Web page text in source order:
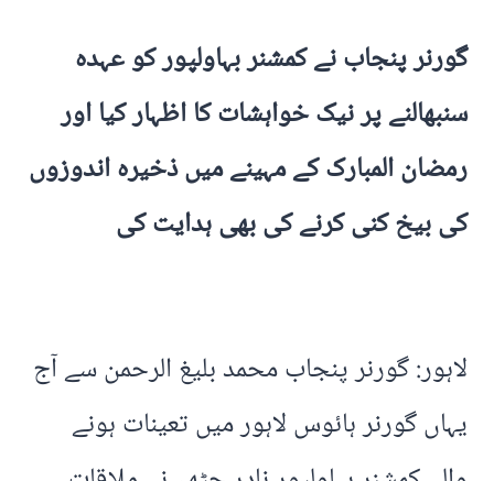
گورنر پنجاب نے کمشنر بہاولپور کو عہدہ
سنبھالنے پر نیک خواہشات کا اظہار کیا اور
رمضان المبارک کے مہینے میں ذخیرہ اندوزوں
کی بیخ کنی کرنے کی بھی ہدایت کی
لاہور: گورنر پنجاب محمد بلیغ الرحمن سے آج
یہاں گورنر ہائوس لاہور میں تعینات ہونے